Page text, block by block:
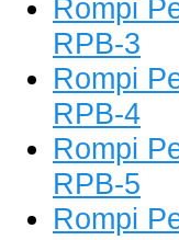
Rompi
RPB-3
Rompi
RPB-4
Rompi
RPB-5
Rompi